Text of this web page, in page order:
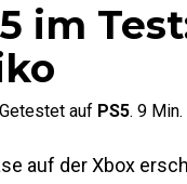
im
Getestet auf PS5. 9
auf der Xbox